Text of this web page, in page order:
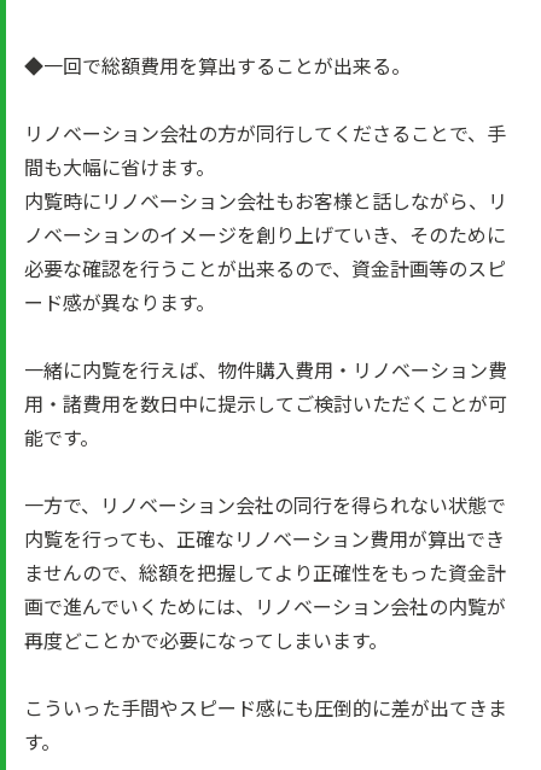
◆一回で総額費用を算出することが出来る。
リノベーション会社の方が同行してくださることで、手
間も大幅に省けます。
内覧時にリノベーション会社もお客様と話しながら、リ
ノベーションのイメージを創り上げていき、そのために
必要な確認を行うことが出来るので、資金計画等のスピ
ード感が異なります。
一緒に内覧を行えば、物件購入費用・リノベーション費
用・諸費用を数日中に提示してご検討いただくことが可
能です。
一方で、リノベーション会社の同行を得られない状態で
内覧を行っても、正確なリノベーション費用が算出でき
ませんので、総額を把握してより正確性をもった資金計
画で進んでいくためには、リノベーション会社の内覧が
再度どことかで必要になってしまいます。
こういった手間やスピード感にも圧倒的に差が出てきま
す。